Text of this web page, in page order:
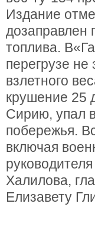
Издание
дозаправлен
топлива.
перегрузе не
взлетного
крушение 25
Сирию, упал
побережья.
включая
Халилова,
Елизавету